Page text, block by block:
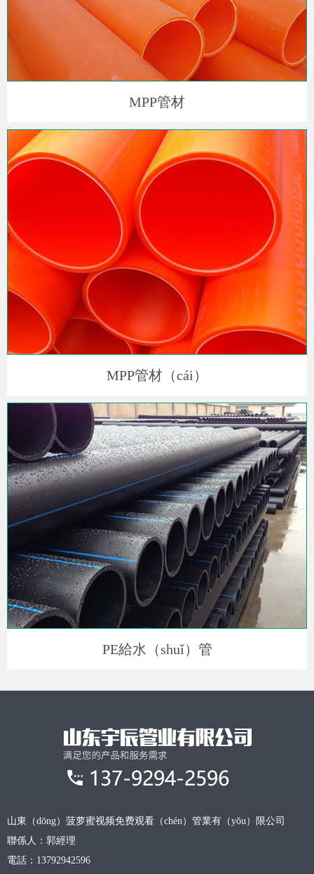
MPP管材
MPP管材（cái）
PE給水（shuǐ）管
山東（dōng）菠萝蜜视频免费观看（chén）管業有（yǒu）限公司
聯係人：郭經理
電話：13792942596